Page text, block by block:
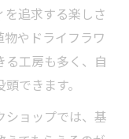
追求する楽しさ
やドライフラワ
工房も多く、自
できます。
ショップでは、基